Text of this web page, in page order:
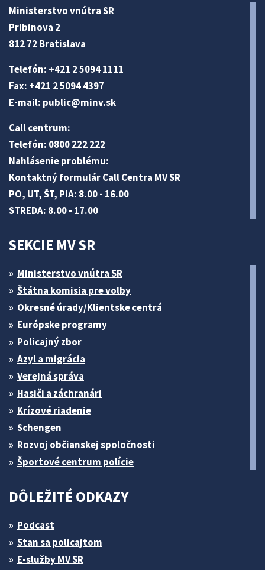
Ministerstvo vnútra SR
Pribinova 2
812 72 Bratislava
Telefón: +421 2 5094 1111
Fax: +421 2 5094 4397
E-mail: public@minv.sk
Call centrum:
Telefón: 0800 222 222
Nahlásenie problému:
Kontaktný formulár Call Centra MV SR
PO, UT, ŠT, PIA: 8.00 - 16.00
STREDA: 8.00 - 17.00
SEKCIE MV SR
Ministerstvo vnútra SR
Štátna komisia pre volby
Okresné úrady/Klientske centrá
Európske programy
Policajný zbor
Azyl a migrácia
Verejná správa
Hasiči a záchranári
Krízové riadenie
Schengen
Rozvoj občianskej spoločnosti
Športové centrum polície
DÔLEŽITÉ ODKAZY
Podcast
Stan sa policajtom
E-služby MV SR